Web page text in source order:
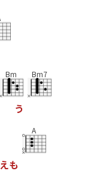
Bm
う
Bm7
えも
A